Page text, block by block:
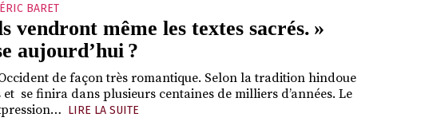
BARET
vendront même les textes sacrés. »
aujourd’hui ?
de façon très romantique. Selon la tradition hindoue
se finira dans plusieurs centaines de milliers d’années. Le
LIRE LA SUITE